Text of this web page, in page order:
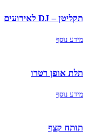
תקליטן – DJ לאירועים
מידע נוסף
תלת אופן רטרו
מידע נוסף
תותח קצף